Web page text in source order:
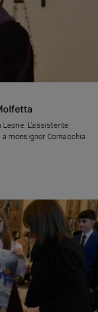
L’assistente
monsignor Cornacchia